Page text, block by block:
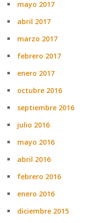
mayo 2017
abril 2017
marzo 2017
febrero 2017
enero 2017
octubre 2016
septiembre 2016
julio 2016
mayo 2016
abril 2016
febrero 2016
enero 2016
diciembre 2015